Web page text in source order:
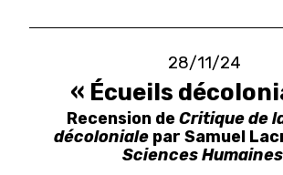
28/11/24
« Écueils
Recension deCritique de
décoloniale par Samuel
Sciences Humaines